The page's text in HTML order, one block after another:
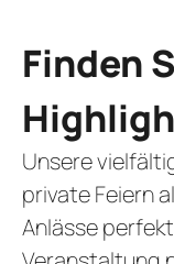
Finden
Unsere
private Feiern
Anlässe